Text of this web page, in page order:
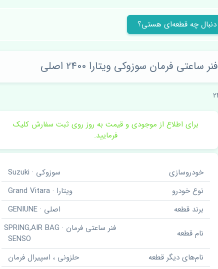
دنبال چه قطعه‌ای هستی؟
فنر ساعتی فرمان سوزوکی ویتارا 2400 اصلی
برای اطلاع از موجودی و قیمت به روز روی ثبت سفارش کلیک
فرمایید.
خودروسازی
سوزوکی · Suzuki
نوع خودرو
ویتارا · Grand Vitara
برند قطعه
اصلی · GENIUNE
نام قطعه
فنر ساعتی فرمان · SPRING,AIR BAG
SENSO
نام‌های دیگر قطعه
حلزونی ، اسپیرال فرمان